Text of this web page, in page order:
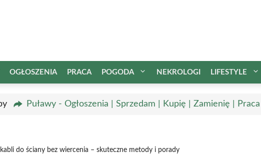
OGŁOSZENIA PRACA POGODA NEKROLOGI LIFESTYLE
Puławy - Ogłoszenia | Sprzedam | Kupię | Zamienię | Praca
do ściany bez wiercenia – skuteczne metody i porady